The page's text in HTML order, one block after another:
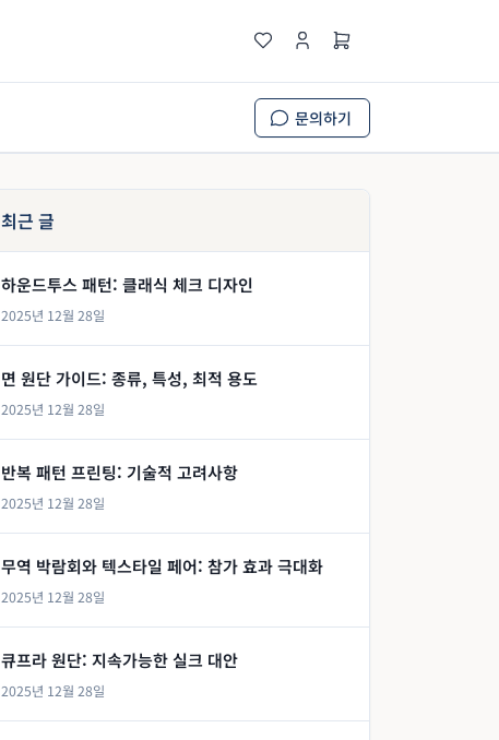
문의하기
최근 글
하운드투스 패턴: 클래식 체크 디자인
2025년 12월 28일
면 원단 가이드: 종류, 특성, 최적 용도
2025년 12월 28일
반복 패턴 프린팅: 기술적 고려사항
2025년 12월 28일
무역 박람회와 텍스타일 페어: 참가 효과 극대화
2025년 12월 28일
큐프라 원단: 지속가능한 실크 대안
2025년 12월 28일